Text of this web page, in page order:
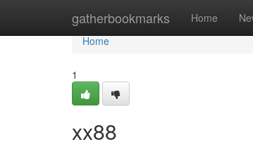
gatherbookmarks Home
Home
Home
1
xx88